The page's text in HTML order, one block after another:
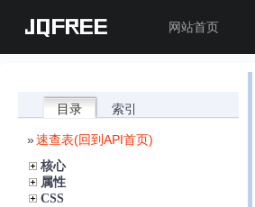
JQFREE 网站首页
目录 索引
»速查表(回到API首页)
核心
属性
CSS